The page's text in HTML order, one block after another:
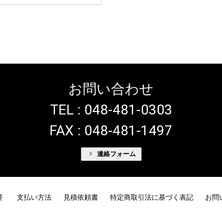
お問い合わせ
TEL : 048-481-0303
FAX : 048-481-1497
連絡フォーム
支払い方法 見積依頼書 特定商取引法に基づく表記 お問